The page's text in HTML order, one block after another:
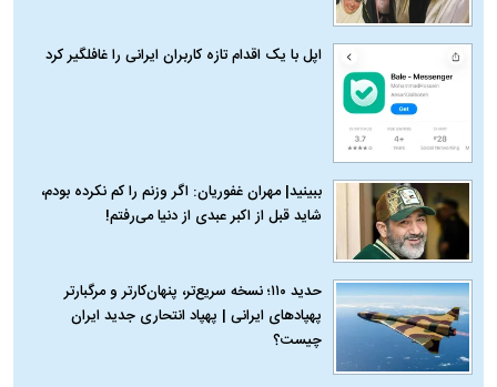
اپل با یک اقدام تازه کاربران ایرانی را غافلگیر کرد
ببینید| مهران غفوریان: اگر وزنم را کم نکرده بودم،
شاید قبل از اکبر عبدی از دنیا می‌رفتم!
حدید ۱۱۰؛ نسخه سریع‌تر، پنهان‌کارتر و مرگبارتر
پهپادهای ایرانی | پهپاد انتحاری جدید ایران
چیست؟